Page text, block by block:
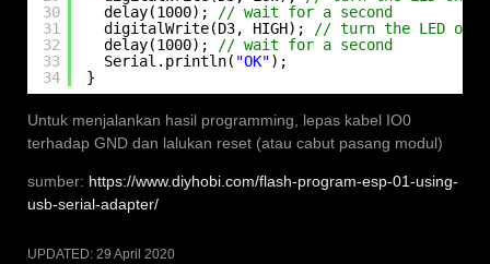
30
31
32
33
34
delay(1000);
// wait for a second
digitalWrite(D3, HIGH);
// turn the LED off
delay(1000);
// wait for a second
Serial.println( "OK");
}
Untuk menjalankan hasil programming, lepas kabel IO0
terhadap GND dan lalukan reset (atau cabut pasang modul)
sumber: https://www.diyhobi.com/flash-program-esp-01-using-
usb-serial-adapter/
UPDATED: 29 April 2020